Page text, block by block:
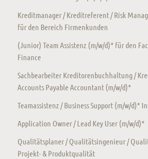
Kreditmanager / Kreditreferent / Risk
für den Bereich Firmenkunden
(Junior) Team Assistenz (m/w/d)* für den
Finance
Sachbearbeiter Kreditorenbuchhaltung /
Accounts Payable Accountant (m/w/d)*
Teamassistenz / Business Support (m/w/d)*
Application Owner / Lead Key User (m/w/d)*
Qualitätsplaner / Qualitätsingenieur /
Projekt- & Produktqualität